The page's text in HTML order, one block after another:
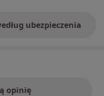
ubezpieczenia
opinię